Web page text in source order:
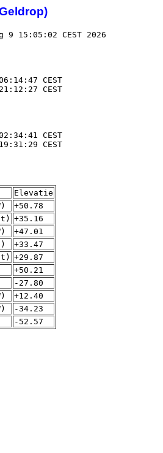
9 15:05:02 CEST 2026
CEST
CEST
CEST
CEST
Elevatie
+50.78
+35.16
+47.01
+33.47
+29.87
+50.21
-27.80
+12.40
-34.23
-52.57